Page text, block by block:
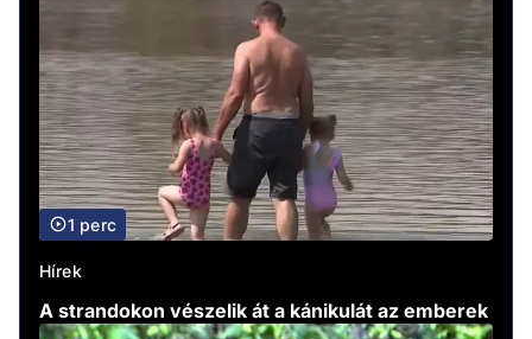
1 perc
Hírek
A strandokon vészelik át a kánikulát az emberek